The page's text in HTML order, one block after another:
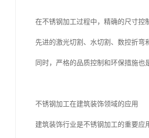
在不锈钢加工过程中，精确的尺寸控
先进的激光切割、水切割、数控折弯
同时，严格的品质控制和环保措施
不锈钢加工在建筑装饰领域的应用
建筑装饰行业是不锈钢加工的重要应